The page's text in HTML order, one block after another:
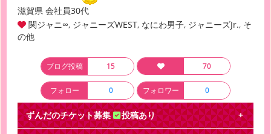
滋賀県 会社員30代
関ジャニ∞, ジャニーズWEST, なにわ男子, ジャニーズJr., そ
の他
ブログ投稿 15 70
フォロー 0 フォロワー 0
ずんだのチケット募集 投稿あり